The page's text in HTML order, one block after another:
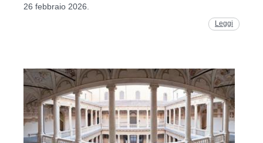
26 febbraio 2026.
Leggi